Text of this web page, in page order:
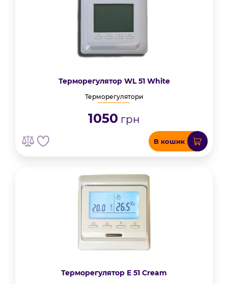
Терморегулятор WL 51 White
Терморегулятори
1050 грн
В кошик
Терморегулятор Е 51 Cream